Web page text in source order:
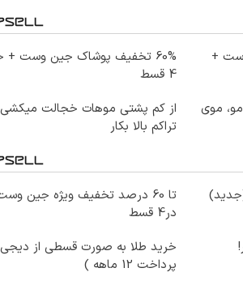
وست +
60% تخفیف پوشاک جین وست +
4 قسط
موی
از کم پشتی موهات خجالت میکشی؟
تراکم بالا بکار
در4 قسط
خرید طلا به صورت قسطی از
پرداخت 12 ماهه )